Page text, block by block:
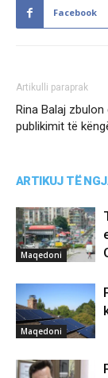
Facebook
Artikulli paraprak
Rina Balaj zbulon
publikimit të
ARTIKUJ TË
Maqedoni
Maqedoni